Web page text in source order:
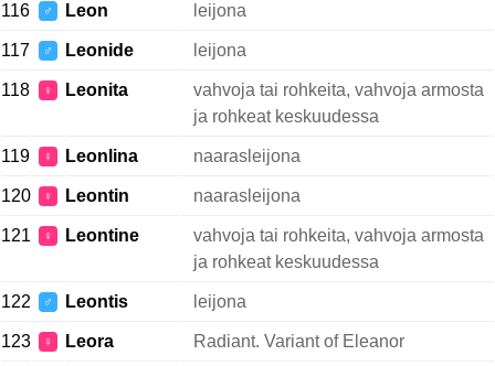
116 ♂ Leon leijona
117 ♂ Leonide leijona
118 ♀ Leonita
vahvoja tai rohkeita, vahvoja armosta
ja rohkeat keskuudessa
119 ♀ Leonlina naarasleijona
120 ♀ Leontin naarasleijona
121 ♀ Leontine
vahvoja tai rohkeita, vahvoja armosta
ja rohkeat keskuudessa
122 ♂ Leontis leijona
123 ♀ Leora Radiant. Variant of Eleanor